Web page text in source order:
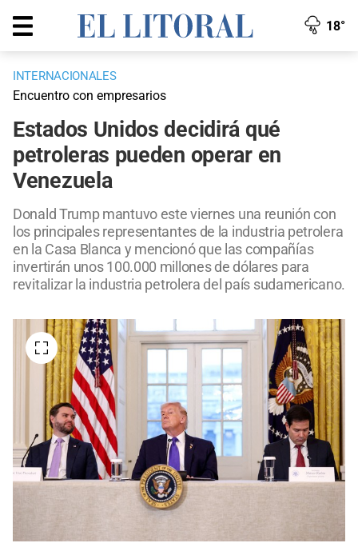
18°
INTERNACIONALES
Encuentro con empresarios
Estados Unidos decidirá qué
petroleras pueden operar en
Venezuela
Donald Trump mantuvo este viernes una reunión con
los principales representantes de la industria petrolera
en la Casa Blanca y mencionó que las compañías
invertirán unos 100.000 millones de dólares para
revitalizar la industria petrolera del país sudamericano.